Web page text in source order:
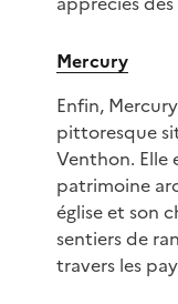
Mercury
Enfin,
pittoresque
Venthon. Elle
patrimoine
église et son
sentiers de
travers les